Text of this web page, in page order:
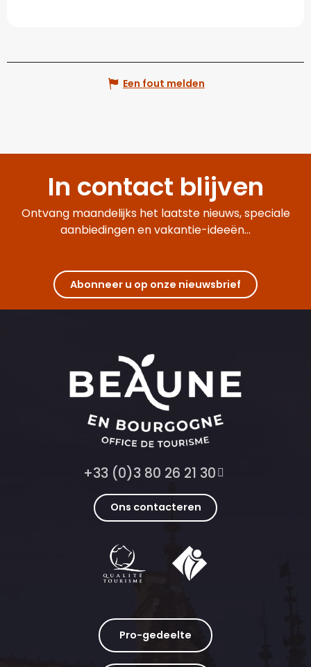
Een fout melden
In contact blijven
Ontvang maandelijks het laatste nieuws, speciale
aanbiedingen en vakantie-ideeën...
Abonneer u op onze nieuwsbrief
+33 (0)3 80 26 21 30
Ons contacteren
Pro-gedeelte